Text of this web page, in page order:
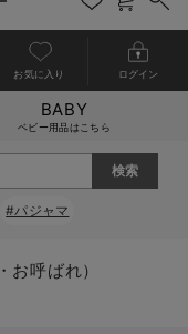
戻る
送料無料アイテム全て
ワンピース
戻る
ブラキャミ おまとめ
戻る
【37周年祭セール】
【37周年祭セール】
戻る
気温差別オススメア
【15℃】3月下旬～
戻る
動きやすく着回しで
戻る
強撚スムース(コスパ
戻る
マタニティウェア
【おまとめ割】パジ
戻る
こだわりの履き心地
カジュアル
戻る
ジャケット派
戻る
出産準備応援割全て
マタニティパジャマ
戻る
【オフィスカジュア
戻る
レギンスタイプ
戻る
【フォーマル】ワン
戻る
【ベビー】長袖
戻る
ハンカチ
戻る
快適ウェア10%OFF
戻る
春のマタニティワン
セットアップ・ レイ
戻る
Gift Selection 出産
〜3,000円（税込）
戻る
冬の冷え対策インナ
薄くてあったか
戻る
入院準備の持ち物チ
入院してすぐ使うグ
戻る
冬のあったか特集全て
【冬のあったか特集
お気に入り ログイン
BABY
ベビー用品はこちら
#パジャマ
呼ばれ）